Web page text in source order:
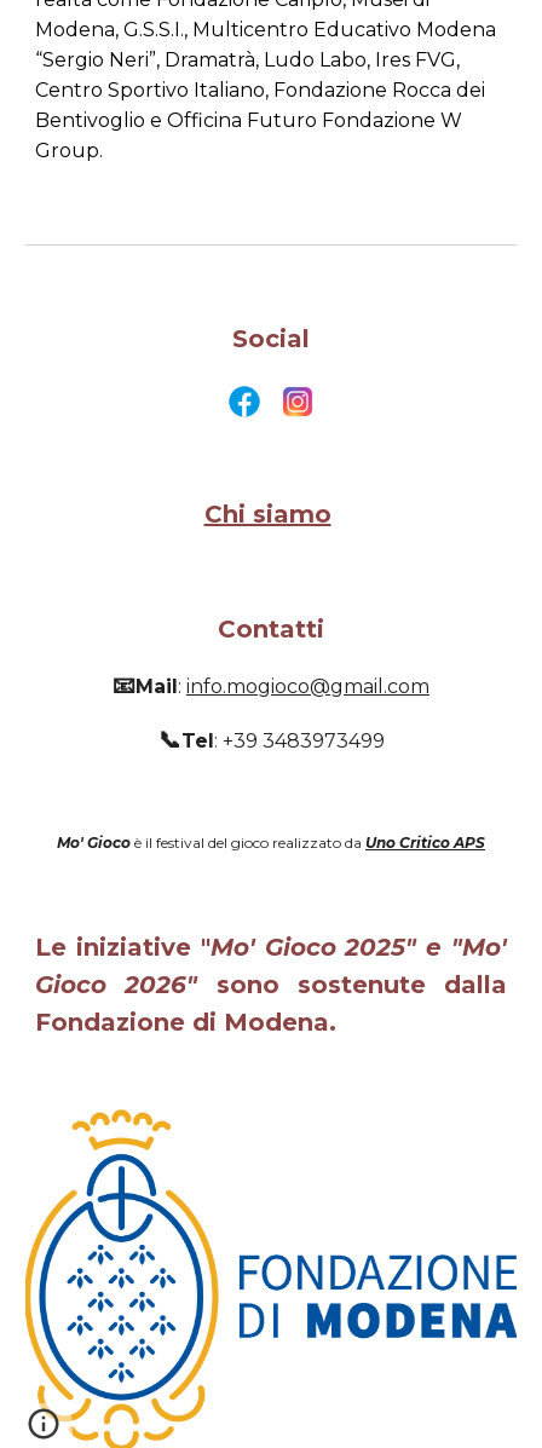
Modena, G.S.S.I., Multicentro Educativo Modena
“Sergio Neri”, Dramatrà, Ludo Labo, Ires FVG,
Centro Sportivo Italiano, Fondazione Rocca dei
Bentivoglio e Officina Futuro Fondazione W
Group.
Social
Chi siamo
Contatti
📧Mail: info.mogioco@gmail.com
📞Tel: +39 3483973499
Mo' Gioco è il festival del gioco realizzato da Uno Critico APS
Le iniziative "Mo' Gioco 2025" e "Mo'
Gioco 2026"sono sostenute dalla
Fondazione di Modena.